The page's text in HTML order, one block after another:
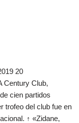
Century Club,
cien partidos
trofeo del club fue en
↑ «Zidane,